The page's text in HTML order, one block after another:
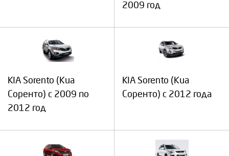
2009 год
KIA Sorento (Киа
Соренто) с 2009 по
2012 год
KIA Sorento (Киа
Соренто) с 2012 года